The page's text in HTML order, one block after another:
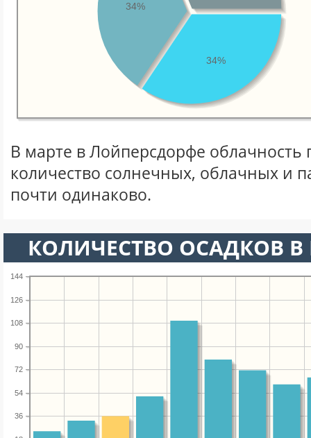
34%
34%
В марте в Лойперсдорфе облачность
количество солнечных, облачных и
почти одинаково.
КОЛИЧЕСТВО ОСАДКОВ
36
54
72
90
108
126
144